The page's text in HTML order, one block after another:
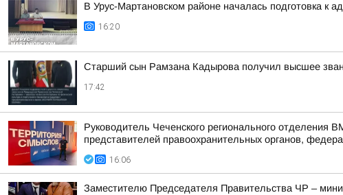
В Урус-Мартановском районе началась подготовка
16:20
Старший сын Рамзана Кадырова получил высшее
17:42
Руководитель Чеченского регионального
представителей правоохранительных органов,
16:06
Заместителю Председателя Правительства ЧР –